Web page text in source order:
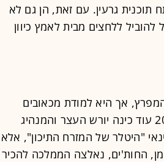
תוכנית גרעין. עם זאת, הן גם לא
ללחצים מבית לאמץ כיוון
אך היא למודת מכאובים
מניסיונות העבר להפגין שרירים מול טהרן. ב־2017 עוד כינה יורש העצר והמנהיג
"היטלר של המזרח התיכון", אלא
החות'ים, נאלצה הממלכה להכיר